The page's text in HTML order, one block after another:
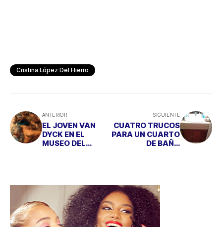
Cristina López Del Hierro
ANTERIOR
EL JOVEN VAN
DYCK EN EL
MUSEO DEL
SIGUIENTE
CUATRO TRUCOS
PARA UN CUARTO
DE BAÑO